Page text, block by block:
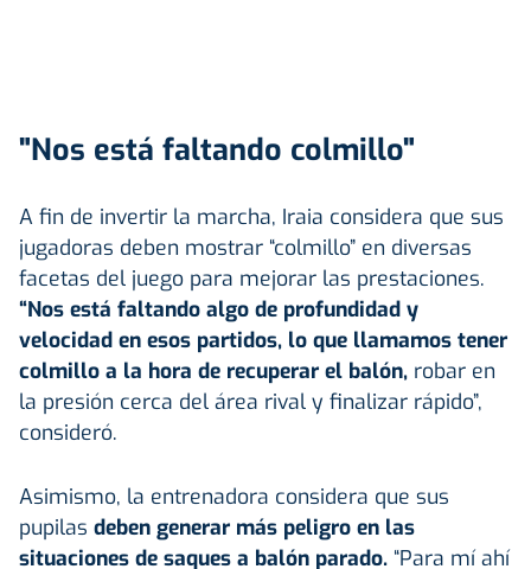
"Nos está faltando colmillo"
A fin de invertir la marcha, Iraia considera que sus
jugadoras deben mostrar “colmillo” en diversas
facetas del juego para mejorar las prestaciones.
“Nos está faltando algo de profundidad y
velocidad en esos partidos, lo que llamamos tener
colmillo a la hora de recuperar el balón, robar en
la presión cerca del área rival y finalizar rápido”,
consideró.
Asimismo, la entrenadora considera que sus
pupilas deben generar más peligro en las
situaciones de saques a balón parado. “Para mí ahí